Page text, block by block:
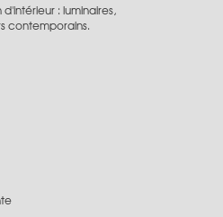
: luminaires,
contemporains.